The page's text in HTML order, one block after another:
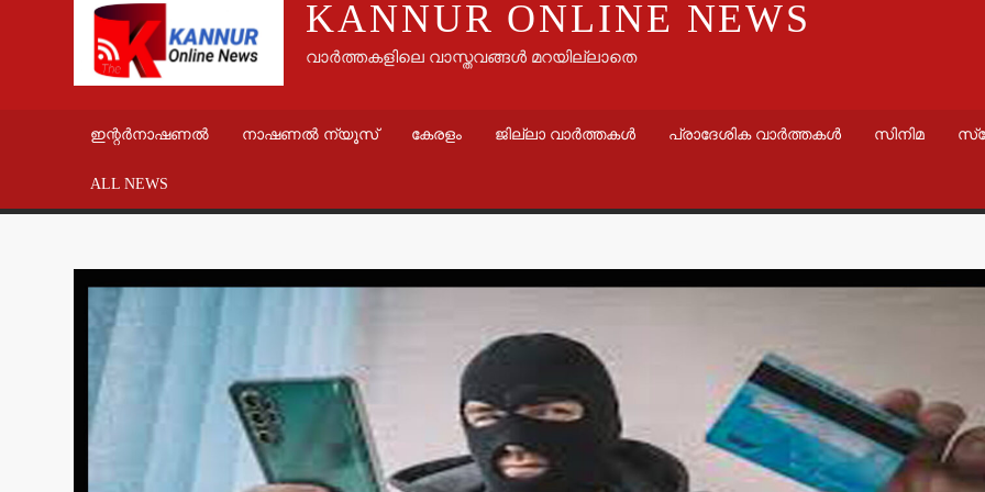
KANNUR ONLINE NEWS
വാർത്തകളിലെ വാസ്തവങ്ങൾ മറയില്ലാതെ
ഇന്റർനാഷണൽ നാഷണൽ ന്യൂസ് കേരളം ജില്ലാ വാർത്തകൾ പ്രാദേശിക വാർത്തകൾ സിനിമ
ALL NEWS
19 പേരെ
സര്‍ക്കാര്‍
admin3